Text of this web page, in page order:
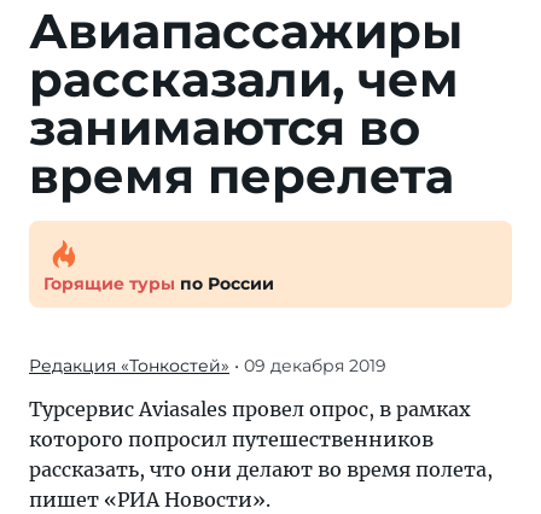
Авиапассажиры
рассказали, чем
занимаются во
время перелета
Горящие туры по России
Редакция «Тонкостей» • 09 декабря 2019
Турсервис Aviasales провел опрос, в рамках
которого попросил путешественников
рассказать, что они делают во время полета,
пишет «РИА Новости».